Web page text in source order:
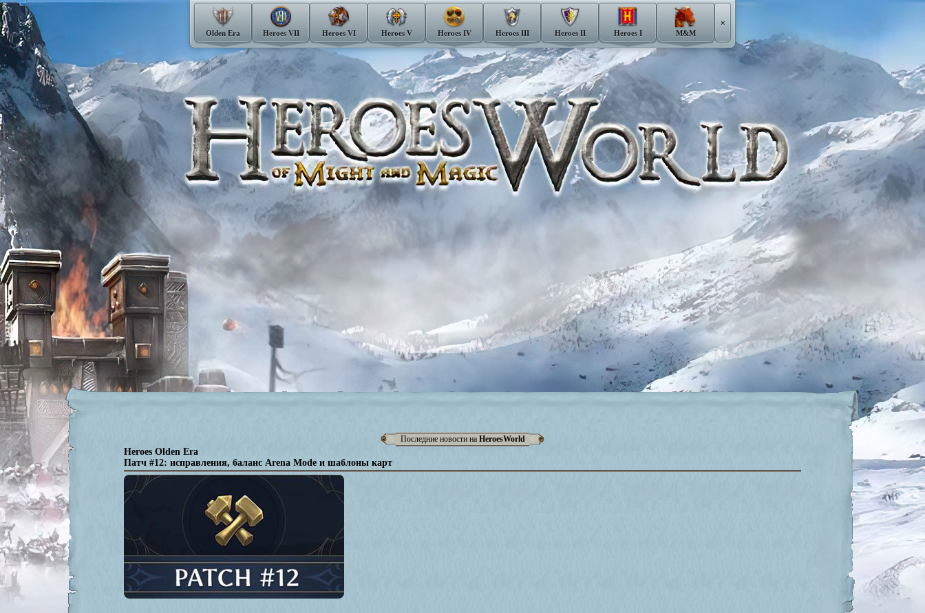
Olden Era Heroes VII Heroes VI Heroes V Heroes IV Heroes III Heroes II Heroes I M&M
×
Последние новости на HeroesWorld
Heroes Olden Era
Патч #12: исправления, баланс Arena Mode и шаблоны карт